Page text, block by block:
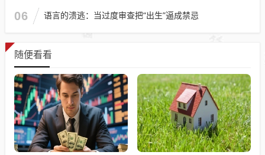
06 语言的溃逃：当过度审查把“出生”逼成禁忌
随便看看